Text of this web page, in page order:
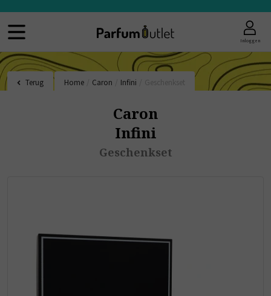
Inloggen
Terug Home Caron Infini
Caron
Infini
Geschenkset